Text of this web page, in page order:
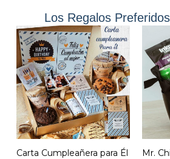
Los Regalos
Carta Cumpleañera para Él Mr.